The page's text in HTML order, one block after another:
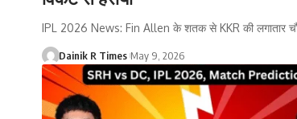
IPL 2026 News: Fin Allen के शतक से KKR की लगातार
Dainik R Times May 9, 2026